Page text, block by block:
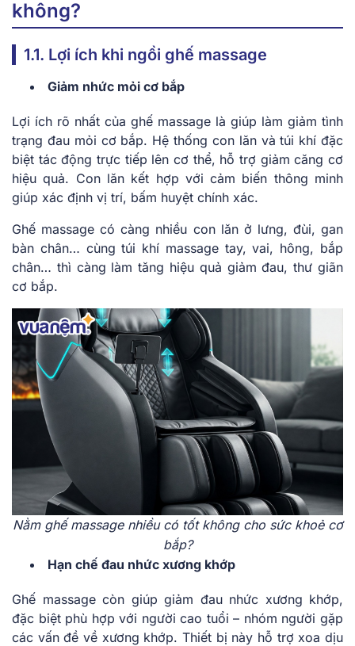
không?
1.1. Lợi ích khi ngồi ghế massage
Giảm nhức mỏi cơ bắp
Lợi ích rõ nhất của ghế massage là giúp làm giảm tình
trạng đau mỏi cơ bắp. Hệ thống con lăn và túi khí đặc
biệt tác động trực tiếp lên cơ thể, hỗ trợ giảm căng cơ
hiệu quả. Con lăn kết hợp với cảm biến thông minh
giúp xác định vị trí, bấm huyệt chính xác.
Ghế massage có càng nhiều con lăn ở lưng, đùi, gan
bàn chân… cùng túi khí massage tay, vai, hông, bắp
chân… thì càng làm tăng hiệu quả giảm đau, thư giãn
cơ bắp.
Nằm ghế massage nhiều có tốt không cho sức khoẻ cơ
bắp?
Hạn chế đau nhức xương khớp
Ghế massage còn giúp giảm đau nhức xương khớp,
đặc biệt phù hợp với người cao tuổi – nhóm người gặp
các vấn đề về xương khớp. Thiết bị này hỗ trợ xoa dịu